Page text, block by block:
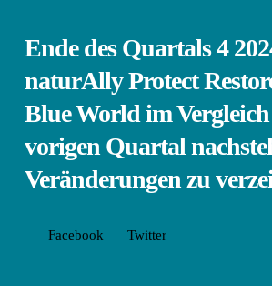
Ende des Quartals 4
naturAlly Protect
Blue World im
vorigen Quartal
Veränderungen zu
Facebook Twitter